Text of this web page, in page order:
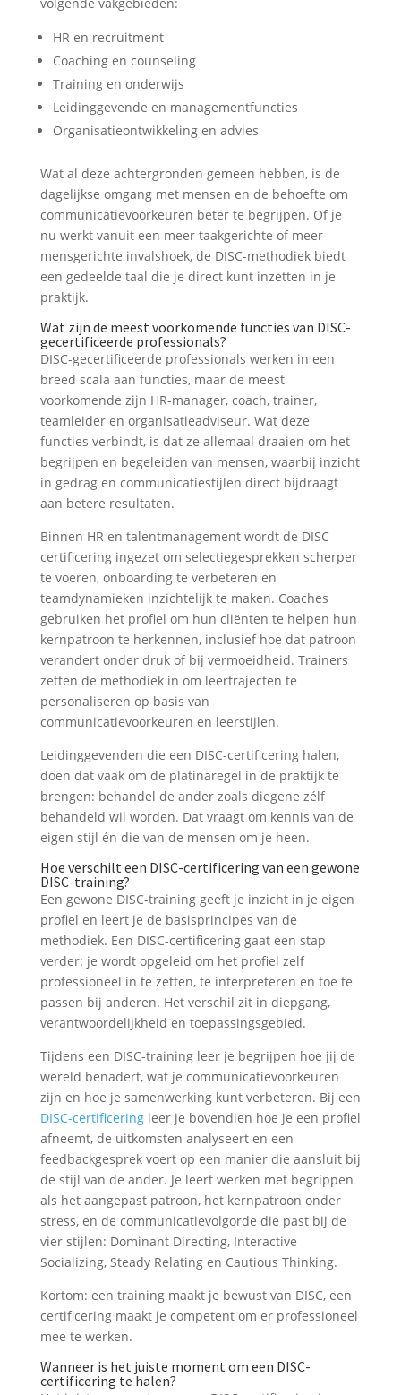
HR en recruitment
Coaching en counseling
Training en onderwijs
Leidinggevende en managementfuncties
Organisatieontwikkeling en advies
Wat al deze achtergronden gemeen hebben, is de
dagelijkse omgang met mensen en de behoefte om
communicatievoorkeuren beter te begrijpen. Of je
nu werkt vanuit een meer taakgerichte of meer
mensgerichte invalshoek, de DISC-methodiek biedt
een gedeelde taal die je direct kunt inzetten in je
praktijk.
Wat zijn de meest voorkomende functies van DISC-
gecertificeerde professionals?
DISC-gecertificeerde professionals werken in een
breed scala aan functies, maar de meest
voorkomende zijn HR-manager, coach, trainer,
teamleider en organisatieadviseur. Wat deze
functies verbindt, is dat ze allemaal draaien om het
begrijpen en begeleiden van mensen, waarbij inzicht
in gedrag en communicatiestijlen direct bijdraagt
aan betere resultaten.
Binnen HR en talentmanagement wordt de DISC-
certificering ingezet om selectiegesprekken scherper
te voeren, onboarding te verbeteren en
teamdynamieken inzichtelijk te maken. Coaches
gebruiken het profiel om hun cliënten te helpen hun
kernpatroon te herkennen, inclusief hoe dat patroon
verandert onder druk of bij vermoeidheid. Trainers
zetten de methodiek in om leertrajecten te
personaliseren op basis van
communicatievoorkeuren en leerstijlen.
Leidinggevenden die een DISC-certificering halen,
doen dat vaak om de platinaregel in de praktijk te
brengen: behandel de ander zoals diegene zélf
behandeld wil worden. Dat vraagt om kennis van de
eigen stijl én die van de mensen om je heen.
Hoe verschilt een DISC-certificering van een gewone
DISC-training?
Een gewone DISC-training geeft je inzicht in je eigen
profiel en leert je de basisprincipes van de
methodiek. Een DISC-certificering gaat een stap
verder: je wordt opgeleid om het profiel zelf
professioneel in te zetten, te interpreteren en toe te
passen bij anderen. Het verschil zit in diepgang,
verantwoordelijkheid en toepassingsgebied.
Tijdens een DISC-training leer je begrijpen hoe jij de
wereld benadert, wat je communicatievoorkeuren
zijn en hoe je samenwerking kunt verbeteren. Bij een
DISC-certificeringleer je bovendien hoe je een profiel
afneemt, de uitkomsten analyseert en een
feedbackgesprek voert op een manier die aansluit bij
de stijl van de ander. Je leert werken met begrippen
als het aangepast patroon, het kernpatroon onder
stress, en de communicatievolgorde die past bij de
vier stijlen: Dominant Directing, Interactive
Socializing, Steady Relating en Cautious Thinking.
Kortom: een training maakt je bewust van DISC, een
certificering maakt je competent om er professioneel
mee te werken.
Wanneer is het juiste moment om een DISC-
certificering te halen?